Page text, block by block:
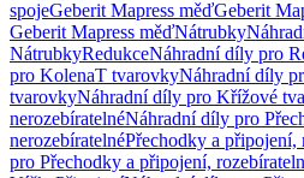
spojeGeberit Mapress měďGeberit
Geberit Mapress měďNátrubky
NátrubkyRedukceNáhradní díly pro
pro KolenaT tvarovkyNáhradní díly
tvarovkyNáhradní díly pro Křížové
nerozebíratelnéNáhradní díly pro
nerozebíratelnéPřechodky a připojení,
pro Přechodky a připojení,